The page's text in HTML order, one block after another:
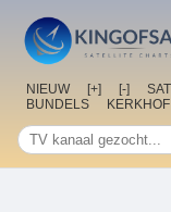
NIEUW [+] [-]
BUNDELS
KERKHOF